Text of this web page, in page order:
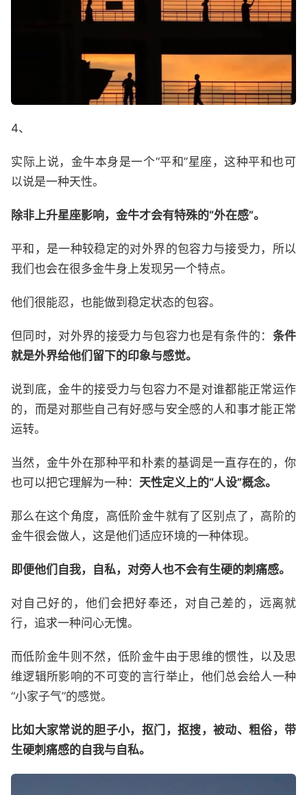
4、
实际上说，金牛本身是一个“平和”星座，这种平和也可
以说是一种天性。
除非上升星座影响，金牛才会有特殊的“外在感”。
平和，是一种较稳定的对外界的包容力与接受力，所以
我们也会在很多金牛身上发现另一个特点。
他们很能忍，也能做到稳定状态的包容。
但同时，对外界的接受力与包容力也是有条件的： 条件
就是外界给他们留下的印象与感觉。
说到底，金牛的接受力与包容力不是对谁都能正常运作
的，而是对那些自己有好感与安全感的人和事才能正常
运转。
当然，金牛外在那种平和朴素的基调是一直存在的，你
也可以把它理解为一种： 天性定义上的“人设”概念。
那么在这个角度，高低阶金牛就有了区别点了，高阶的
金牛很会做人，这是他们适应环境的一种体现。
即便他们自我，自私，对旁人也不会有生硬的刺痛感。
对自己好的，他们会把好奉还，对自己差的，远离就
行，追求一种问心无愧。
而低阶金牛则不然，低阶金牛由于思维的惯性，以及思
维逻辑所影响的不可变的言行举止，他们总会给人一种
“小家子气”的感觉。
比如大家常说的胆子小，抠门，抠搜，被动、粗俗，带
生硬刺痛感的自我与自私。